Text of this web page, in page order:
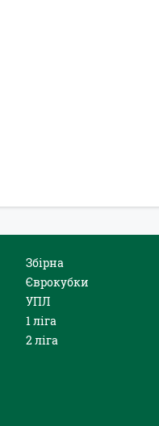
Збірна
Єврокубки
УПЛ
1 ліга
2 ліга